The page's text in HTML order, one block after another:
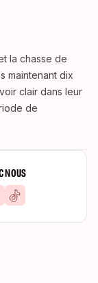
NOUS
la chasse de
maintenant dix
clair dans leur
de